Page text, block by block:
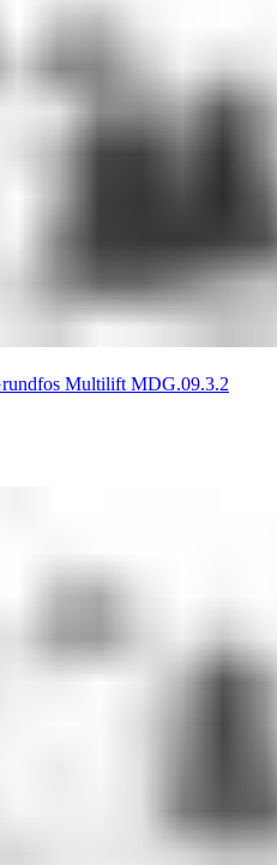
Multilift MDG.09.3.2